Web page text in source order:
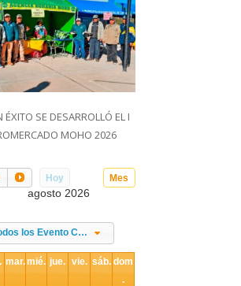
ÉXITO SE DESARROLLÓ EL I
MOHO 2026
Hoy Mes
agosto 2026
Todos los Evento Categories
mar.mié. jue. vie. sáb. dom
.